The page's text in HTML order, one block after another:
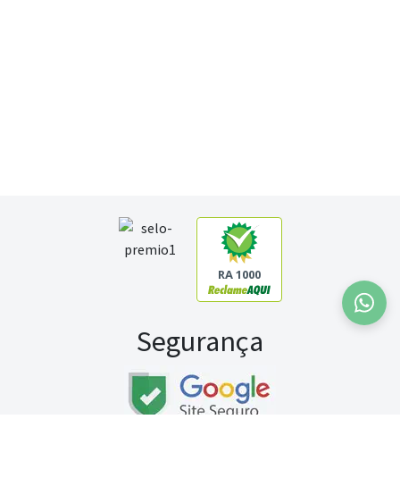
RA 1000
Segurança